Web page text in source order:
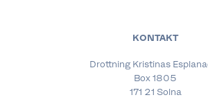
KONTAKT
Drottning Kristinas
Box 1805
171 21 Solna